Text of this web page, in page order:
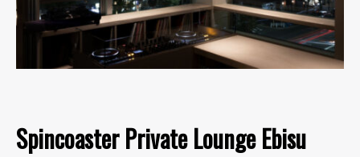
Spincoaster Private Lounge Ebisu